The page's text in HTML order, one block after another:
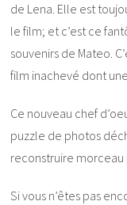
de Lena. Elle est
le film; et c’est ce
souvenirs de Mateo.
film inachevé dont
Ce nouveau chef
puzzle de photos
reconstruire morceau
Si vous n’êtes pas